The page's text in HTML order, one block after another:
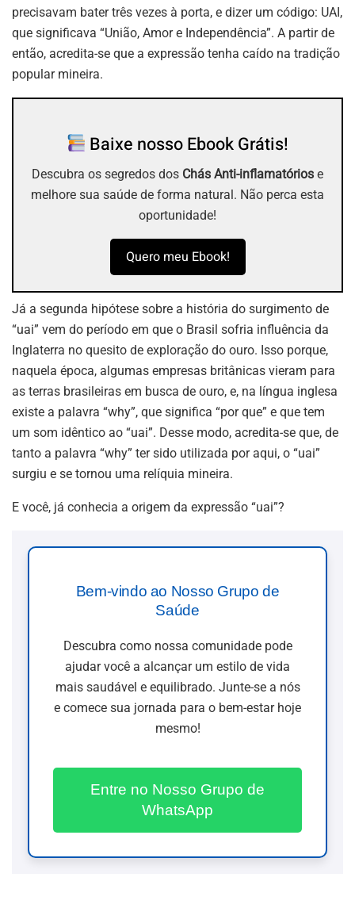
precisavam bater três vezes à porta, e dizer um código: UAI,
que significava “União, Amor e Independência”. A partir de
então, acredita-se que a expressão tenha caído na tradição
popular mineira.
Baixe nosso Ebook Grátis!
Descubra os segredos dos Chás Anti-inflamatórios e
melhore sua saúde de forma natural. Não perca esta
oportunidade!
Quero meu Ebook!
Já a segunda hipótese sobre a história do surgimento de
“uai” vem do período em que o Brasil sofria influência da
Inglaterra no quesito de exploração do ouro. Isso porque,
naquela época, algumas empresas britânicas vieram para
as terras brasileiras em busca de ouro, e, na língua inglesa
existe a palavra “why”, que significa “por que” e que tem
um som idêntico ao “uai”. Desse modo, acredita-se que, de
tanto a palavra “why” ter sido utilizada por aqui, o “uai”
surgiu e se tornou uma relíquia mineira.
E você, já conhecia a origem da expressão “uai”?
Bem-vindo ao Nosso Grupo de
Saúde
Descubra como nossa comunidade pode
ajudar você a alcançar um estilo de vida
mais saudável e equilibrado. Junte-se a nós
e comece sua jornada para o bem-estar hoje
mesmo!
Entre no Nosso Grupo de
WhatsApp